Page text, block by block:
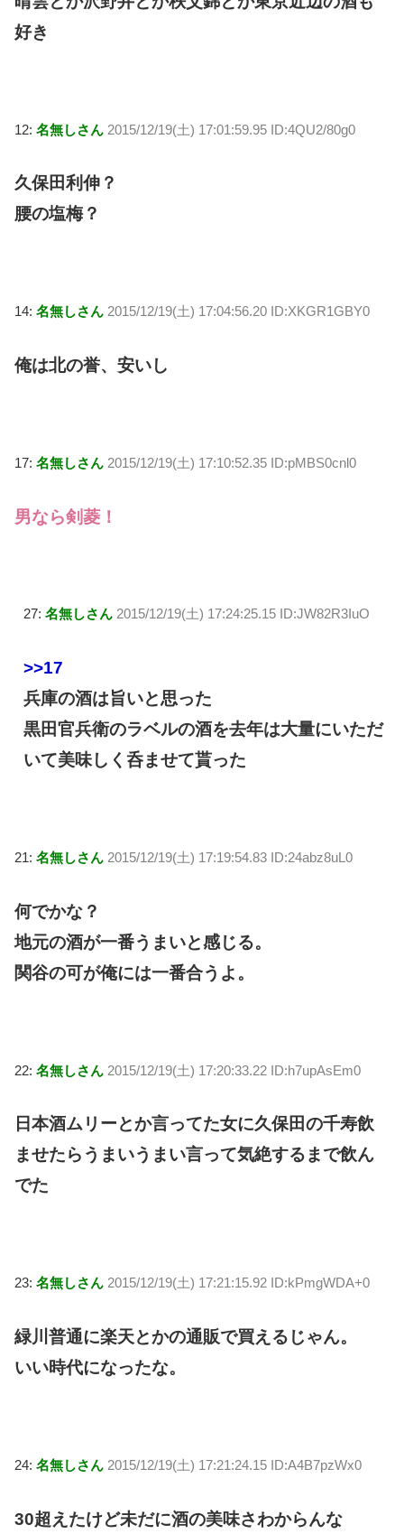
好き
12: 名無しさん 2015/12/19(土) 17:01:59.95 ID:4QU2/80g0
久保田利伸？
腰の塩梅？
14: 名無しさん 2015/12/19(土) 17:04:56.20 ID:XKGR1GBY0
俺は北の誉、安いし
17: 名無しさん 2015/12/19(土) 17:10:52.35 ID:pMBS0cnl0
男なら剣菱！
27: 名無しさん 2015/12/19(土) 17:24:25.15 ID:JW82R3IuO
>>17
兵庫の酒は旨いと思った
黒田官兵衛のラベルの酒を去年は大量にいただ
いて美味しく呑ませて貰った
21: 名無しさん 2015/12/19(土) 17:19:54.83 ID:24abz8uL0
何でかな？
地元の酒が一番うまいと感じる。
関谷の可が俺には一番合うよ。
22: 名無しさん 2015/12/19(土) 17:20:33.22 ID:h7upAsEm0
日本酒ムリーとか言ってた女に久保田の千寿飲
ませたらうまいうまい言って気絶するまで飲ん
でた
23: 名無しさん 2015/12/19(土) 17:21:15.92 ID:kPmgWDA+0
緑川普通に楽天とかの通販で買えるじゃん。
いい時代になったな。
24: 名無しさん 2015/12/19(土) 17:21:24.15 ID:A4B7pzWx0
30超えたけど未だに酒の美味さわからんな